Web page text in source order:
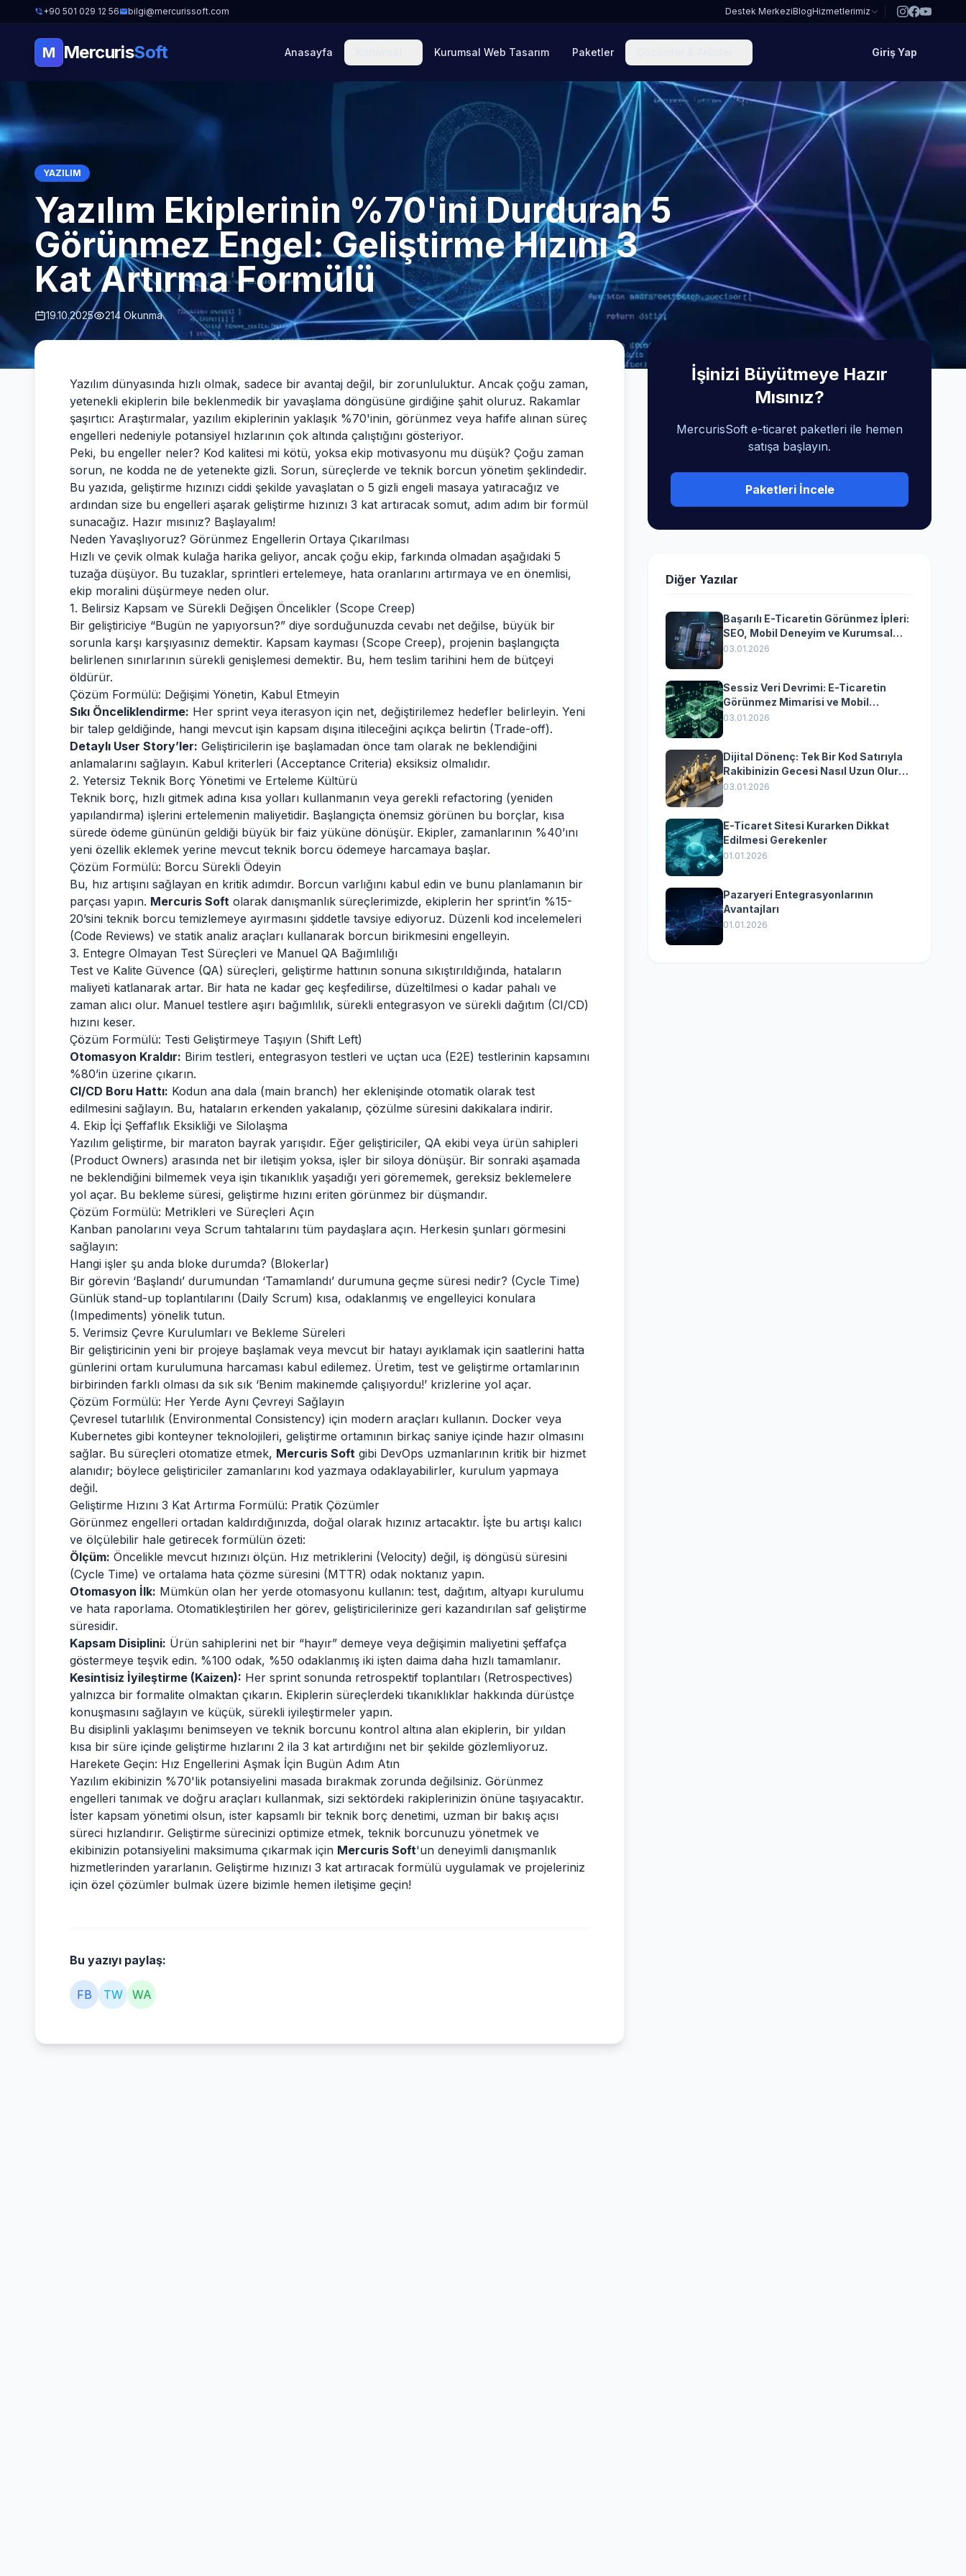
+90 501 029 12 56 bilgi@mercurissoft.com Destek MerkeziBlogHizmetlerimiz
M MercurisSoft Anasayfa Kurumsal Web Tasarım Paketler Giriş Yap
YAZILIM
Yazılım Ekiplerinin %70'ini Durduran 5
Görünmez Engel: Geliştirme Hızını 3
Kat Artırma Formülü
19.10.2025 214 Okunma
Yazılım dünyasında hızlı olmak, sadece bir avantaj değil, bir zorunluluktur. Ancak çoğu zaman,
yetenekli ekiplerin bile beklenmedik bir yavaşlama döngüsüne girdiğine şahit oluruz. Rakamlar
şaşırtıcı: Araştırmalar, yazılım ekiplerinin yaklaşık %70'inin, görünmez veya hafife alınan süreç
engelleri nedeniyle potansiyel hızlarının çok altında çalıştığını gösteriyor.
Peki, bu engeller neler? Kod kalitesi mi kötü, yoksa ekip motivasyonu mu düşük? Çoğu zaman
sorun, ne kodda ne de yetenekte gizli. Sorun, süreçlerde ve teknik borcun yönetim şeklindedir.
Bu yazıda, geliştirme hızınızı ciddi şekilde yavaşlatan o 5 gizli engeli masaya yatıracağız ve
ardından size bu engelleri aşarak geliştirme hızınızı 3 kat artıracak somut, adım adım bir formül
sunacağız. Hazır mısınız? Başlayalım!
Neden Yavaşlıyoruz? Görünmez Engellerin Ortaya Çıkarılması
Hızlı ve çevik olmak kulağa harika geliyor, ancak çoğu ekip, farkında olmadan aşağıdaki 5
tuzağa düşüyor. Bu tuzaklar, sprintleri ertelemeye, hata oranlarını artırmaya ve en önemlisi,
ekip moralini düşürmeye neden olur.
1. Belirsiz Kapsam ve Sürekli Değişen Öncelikler (Scope Creep)
Bir geliştiriciye “Bugün ne yapıyorsun?” diye sorduğunuzda cevabı net değilse, büyük bir
sorunla karşı karşıyasınız demektir. Kapsam kayması (Scope Creep), projenin başlangıçta
belirlenen sınırlarının sürekli genişlemesi demektir. Bu, hem teslim tarihini hem de bütçeyi
öldürür.
Çözüm Formülü: Değişimi Yönetin, Kabul Etmeyin
Sıkı Önceliklendirme: Her sprint veya iterasyon için net, değiştirilemez hedefler belirleyin. Yeni
bir talep geldiğinde, hangi mevcut işin kapsam dışına itileceğini açıkça belirtin (Trade-off).
Detaylı User Story’ler: Geliştiricilerin işe başlamadan önce tam olarak ne beklendiğini
anlamalarını sağlayın. Kabul kriterleri (Acceptance Criteria) eksiksiz olmalıdır.
2. Yetersiz Teknik Borç Yönetimi ve Erteleme Kültürü
Teknik borç, hızlı gitmek adına kısa yolları kullanmanın veya gerekli refactoring (yeniden
yapılandırma) işlerini ertelemenin maliyetidir. Başlangıçta önemsiz görünen bu borçlar, kısa
sürede ödeme gününün geldiği büyük bir faiz yüküne dönüşür. Ekipler, zamanlarının %40’ını
yeni özellik eklemek yerine mevcut teknik borcu ödemeye harcamaya başlar.
Çözüm Formülü: Borcu Sürekli Ödeyin
Bu, hız artışını sağlayan en kritik adımdır. Borcun varlığını kabul edin ve bunu planlamanın bir
parçası yapın. Mercuris Soft olarak danışmanlık süreçlerimizde, ekiplerin her sprint’in %15-
20’sini teknik borcu temizlemeye ayırmasını şiddetle tavsiye ediyoruz. Düzenli kod incelemeleri
(Code Reviews) ve statik analiz araçları kullanarak borcun birikmesini engelleyin.
3. Entegre Olmayan Test Süreçleri ve Manuel QA Bağımlılığı
Test ve Kalite Güvence (QA) süreçleri, geliştirme hattının sonuna sıkıştırıldığında, hataların
maliyeti katlanarak artar. Bir hata ne kadar geç keşfedilirse, düzeltilmesi o kadar pahalı ve
zaman alıcı olur. Manuel testlere aşırı bağımlılık, sürekli entegrasyon ve sürekli dağıtım (CI/CD)
hızını keser.
Çözüm Formülü: Testi Geliştirmeye Taşıyın (Shift Left)
Otomasyon Kraldır: Birim testleri, entegrasyon testleri ve uçtan uca (E2E) testlerinin kapsamını
%80’in üzerine çıkarın.
CI/CD Boru Hattı: Kodun ana dala (main branch) her eklenişinde otomatik olarak test
edilmesini sağlayın. Bu, hataların erkenden yakalanıp, çözülme süresini dakikalara indirir.
4. Ekip İçi Şeffaflık Eksikliği ve Silolaşma
Yazılım geliştirme, bir maraton bayrak yarışıdır. Eğer geliştiriciler, QA ekibi veya ürün sahipleri
(Product Owners) arasında net bir iletişim yoksa, işler bir siloya dönüşür. Bir sonraki aşamada
ne beklendiğini bilmemek veya işin tıkanıklık yaşadığı yeri görememek, gereksiz beklemelere
yol açar. Bu bekleme süresi, geliştirme hızını eriten görünmez bir düşmandır.
Çözüm Formülü: Metrikleri ve Süreçleri Açın
Kanban panolarını veya Scrum tahtalarını tüm paydaşlara açın. Herkesin şunları görmesini
sağlayın:
Hangi işler şu anda bloke durumda? (Blokerlar)
Bir görevin ‘Başlandı’ durumundan ‘Tamamlandı’ durumuna geçme süresi nedir? (Cycle Time)
Günlük stand-up toplantılarını (Daily Scrum) kısa, odaklanmış ve engelleyici konulara
(Impediments) yönelik tutun.
5. Verimsiz Çevre Kurulumları ve Bekleme Süreleri
Bir geliştiricinin yeni bir projeye başlamak veya mevcut bir hatayı ayıklamak için saatlerini hatta
günlerini ortam kurulumuna harcaması kabul edilemez. Üretim, test ve geliştirme ortamlarının
birbirinden farklı olması da sık sık ‘Benim makinemde çalışıyordu!’ krizlerine yol açar.
Çözüm Formülü: Her Yerde Aynı Çevreyi Sağlayın
Çevresel tutarlılık (Environmental Consistency) için modern araçları kullanın. Docker veya
Kubernetes gibi konteyner teknolojileri, geliştirme ortamının birkaç saniye içinde hazır olmasını
sağlar. Bu süreçleri otomatize etmek, Mercuris Soft gibi DevOps uzmanlarının kritik bir hizmet
alanıdır; böylece geliştiriciler zamanlarını kod yazmaya odaklayabilirler, kurulum yapmaya
değil.
Geliştirme Hızını 3 Kat Artırma Formülü: Pratik Çözümler
Görünmez engelleri ortadan kaldırdığınızda, doğal olarak hızınız artacaktır. İşte bu artışı kalıcı
ve ölçülebilir hale getirecek formülün özeti:
Ölçüm: Öncelikle mevcut hızınızı ölçün. Hız metriklerini (Velocity) değil, iş döngüsü süresini
(Cycle Time) ve ortalama hata çözme süresini (MTTR) odak noktanız yapın.
Otomasyon İlk: Mümkün olan her yerde otomasyonu kullanın: test, dağıtım, altyapı kurulumu
ve hata raporlama. Otomatikleştirilen her görev, geliştiricilerinize geri kazandırılan saf geliştirme
süresidir.
Kapsam Disiplini: Ürün sahiplerini net bir “hayır” demeye veya değişimin maliyetini şeffafça
göstermeye teşvik edin. %100 odak, %50 odaklanmış iki işten daima daha hızlı tamamlanır.
Kesintisiz İyileştirme (Kaizen): Her sprint sonunda retrospektif toplantıları (Retrospectives)
yalnızca bir formalite olmaktan çıkarın. Ekiplerin süreçlerdeki tıkanıklıklar hakkında dürüstçe
konuşmasını sağlayın ve küçük, sürekli iyileştirmeler yapın.
Bu disiplinli yaklaşımı benimseyen ve teknik borcunu kontrol altına alan ekiplerin, bir yıldan
kısa bir süre içinde geliştirme hızlarını 2 ila 3 kat artırdığını net bir şekilde gözlemliyoruz.
Harekete Geçin: Hız Engellerini Aşmak İçin Bugün Adım Atın
Yazılım ekibinizin %70'lik potansiyelini masada bırakmak zorunda değilsiniz. Görünmez
engelleri tanımak ve doğru araçları kullanmak, sizi sektördeki rakiplerinizin önüne taşıyacaktır.
İster kapsam yönetimi olsun, ister kapsamlı bir teknik borç denetimi, uzman bir bakış açısı
süreci hızlandırır. Geliştirme sürecinizi optimize etmek, teknik borcunuzu yönetmek ve
ekibinizin potansiyelini maksimuma çıkarmak için Mercuris Soft'un deneyimli danışmanlık
hizmetlerinden yararlanın. Geliştirme hızınızı 3 kat artıracak formülü uygulamak ve projeleriniz
için özel çözümler bulmak üzere bizimle hemen iletişime geçin!
Bu yazıyı paylaş:
FB TW WA
İşinizi Büyütmeye Hazır
Mısınız?
MercurisSoft e-ticaret paketleri ile hemen
satışa başlayın.
Paketleri İncele
Diğer Yazılar
Başarılı E-Ticaretin Görünmez İpleri:
SEO, Mobil Deneyim ve Kurumsal
Yazılımın Kazandıran
03.01.2026
Sessiz Veri Devrimi: E-Ticaretin
Görünmez Mimarisi ve Mobil
Dönüşümün Kurumsal Anahtarı
03.01.2026
Dijital Dönenç: Tek Bir Kod Satırıyla
Rakibinizin Gecesi Nasıl Uzun Olur?
(Kurumsal Yazılımın Güçlü Rolü)
03.01.2026
E-Ticaret Sitesi Kurarken Dikkat
Edilmesi Gerekenler
01.01.2026
Pazaryeri Entegrasyonlarının
Avantajları
01.01.2026